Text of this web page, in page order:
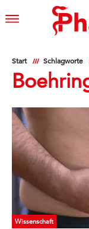
Start Schlagworte
Wissenschaft